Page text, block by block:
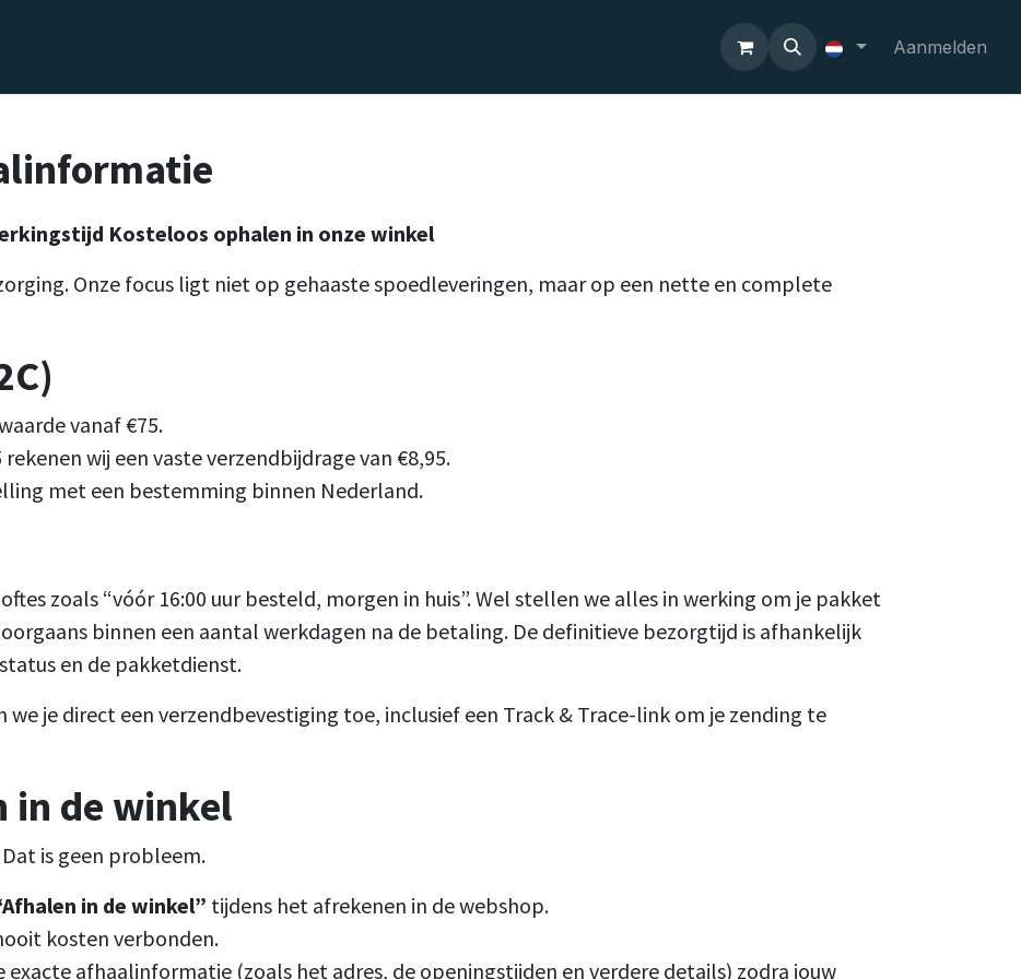
Aanmelden
Kosteloos ophalen in onze winkel
Onze focus ligt niet op gehaaste spoedleveringen, maar op een nette en complete
vanaf €75.
wij een vaste verzendbijdrage van €8,95.
met een bestemming binnen Nederland.
zoals “vóór 16:00 uur besteld, morgen in huis”. Wel stellen we alles in werking om je pakket
binnen een aantal werkdagen na de betaling. De definitieve bezorgtijd is afhankelijk
en de pakketdienst.
je direct een verzendbevestiging toe, inclusief een Track & Trace-link om je zending te
in de winkel
is geen probleem.
in de winkel” tijdens het afrekenen in de webshop.
kosten verbonden.
exacte afhaalinformatie (zoals het adres, de openingstijden en verdere details) zodra jouw